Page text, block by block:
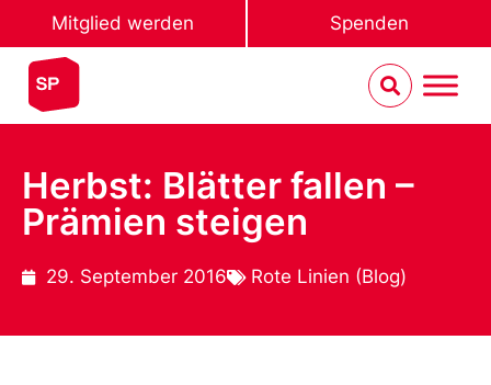
Mitglied werden Spenden
Herbst: Blätter fallen –
Prämien steigen
29. September 2016 Rote Linien (Blog)